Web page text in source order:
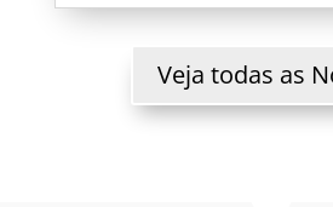
Veja todas as